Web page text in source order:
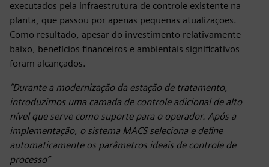
executados pela infraestrutura de controle existente na
planta, que passou por apenas pequenas atualizações.
Como resultado, apesar do investimento relativamente
baixo, benefícios financeiros e ambientais significativos
foram alcançados.
“Durante a modernização da estação de tratamento,
introduzimos uma camada de controle adicional de alto
nível que serve como suporte para o operador. Após a
implementação, o sistema MACS seleciona e define
automaticamente os parâmetros ideais de controle de
processo”